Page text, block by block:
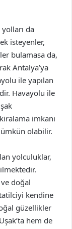
da
isteyenler,
bulamasa da,
Antalya’ya
ile yapılan
Havayolu ile
imkanı
olabilir.
yolculuklar,
ve doğal
kendine
güzellikler
hem de